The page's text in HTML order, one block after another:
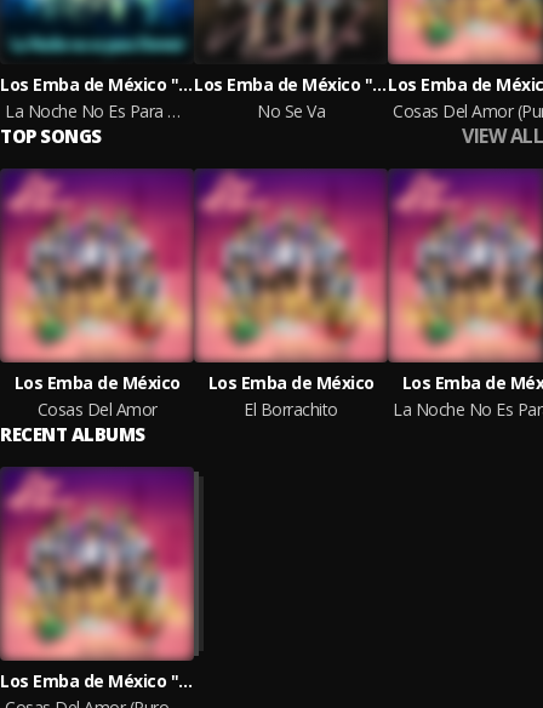
Los Emba de México "Puro Poder Chilango"
La Noche No Es Para Dormir
Los Emba de México "Puro Poder Chilango"
No Se Va
TOP SONGS VIEW ALL
Los Emba de México
Cosas Del Amor
Los Emba de México
El Borrachito
Los Emba de
RECENT ALBUMS
Los Emba de México "Puro Poder Chilango"